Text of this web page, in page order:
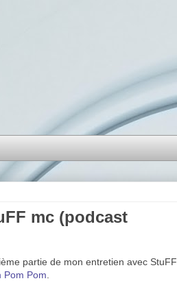
mc (podcast
partie de mon entretien avec StuFF
Pom Pom